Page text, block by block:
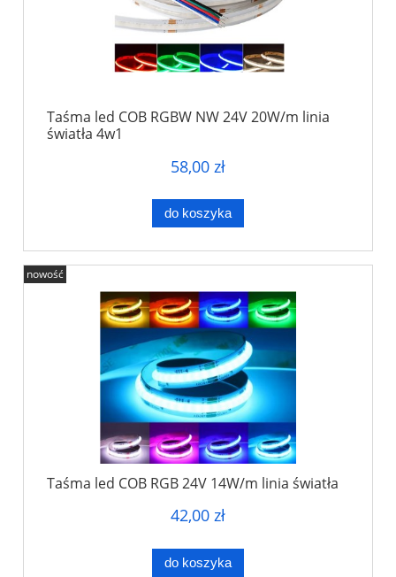
Taśma led COB RGBW NW 24V 20W/m linia
światła 4w1
58,00 zł
do koszyka
Taśma led COB RGB 24V 14W/m linia światła
42,00 zł
do koszyka
nowość